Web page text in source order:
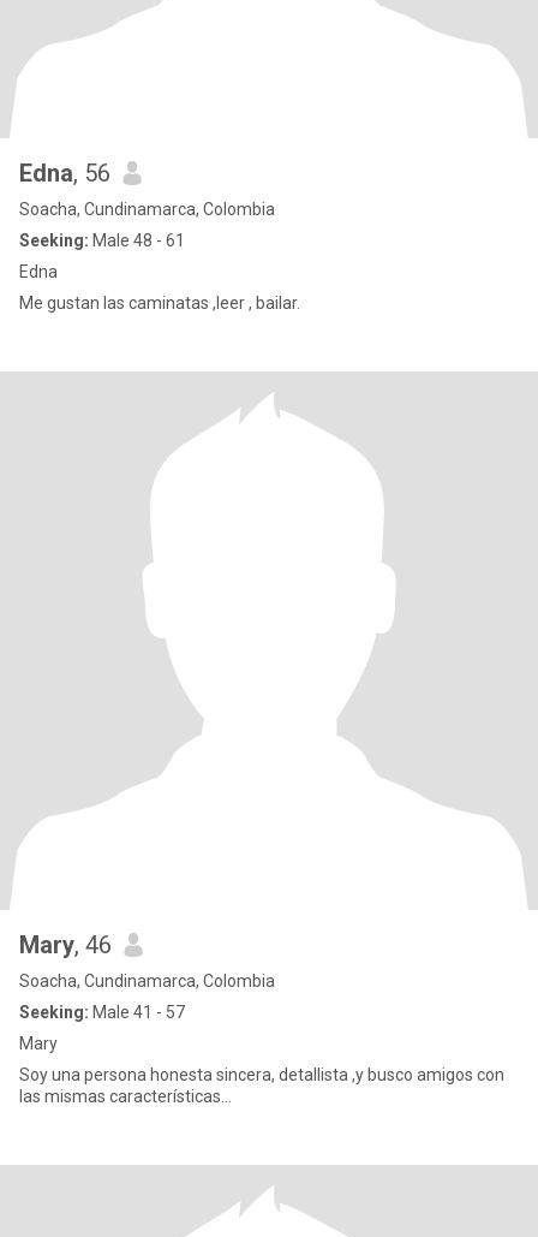
Edna, 56
Soacha, Cundinamarca, Colombia
Seeking: Male 48 - 61
Edna
Me gustan las caminatas ,leer , bailar.
Mary, 46
Soacha, Cundinamarca, Colombia
Seeking: Male 41 - 57
Mary
Soy una persona honesta sincera, detallista ,y busco amigos con
las mismas características...